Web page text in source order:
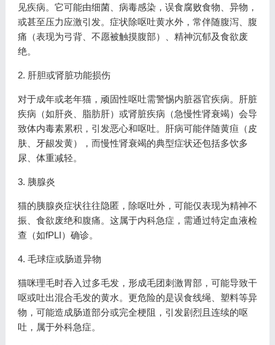
见疾病。它可能由细菌、病毒感染，误食腐败食物、异物，
或甚至压力应激引发。症状除呕吐黄水外，常伴随腹泻、腹
痛（表现为弓背、不愿被触摸腹部）、精神沉郁及食欲废
绝。
2. 肝胆或肾脏功能损伤
对于成年或老年猫，顽固性呕吐需警惕内脏器官疾病。肝脏
疾病（如肝炎、脂肪肝）或肾脏疾病（急慢性肾衰竭）会导
致体内毒素累积，引发恶心和呕吐。肝病可能伴随黄疸（皮
肤、牙龈发黄），而慢性肾衰竭的典型症状还包括多饮多
尿、体重减轻。
3. 胰腺炎
猫的胰腺炎症状往往隐匿，除呕吐外，可能仅表现为精神不
振、食欲废绝和腹痛。这属于内科急症，需通过特定血液检
查（如fPLI）确诊。
4. 毛球症或肠道异物
猫咪理毛时吞入过多毛发，形成毛团刺激胃部，可能导致干
呕或吐出混合毛发的黄水。更危险的是误食线绳、塑料等异
物，可能造成肠道部分或完全梗阻，引发剧烈且连续的呕
吐，属于外科急症。